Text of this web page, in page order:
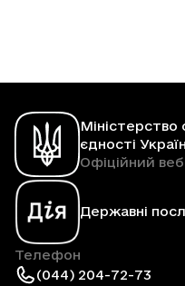
Міністерство
єдності
Офіційний
Державні
Телефон
(044) 204-72-73